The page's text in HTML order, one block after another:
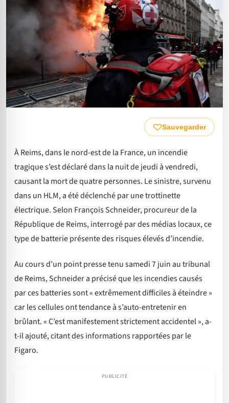
Sauvegarder
À Reims, dans le nord-est de la France, un incendie
tragique s’est déclaré dans la nuit de jeudi à vendredi,
causant la mort de quatre personnes. Le sinistre, survenu
dans un HLM, a été déclenché par une trottinette
électrique. Selon François Schneider, procureur de la
République de Reims, interrogé par des médias locaux, ce
type de batterie présente des risques élevés d’incendie.
Au cours d’un point presse tenu samedi 7 juin au tribunal
de Reims, Schneider a précisé que les incendies causés
par ces batteries sont « extrêmement difficiles à éteindre »
car les cellules ont tendance à s’auto-entretenir en
brûlant. « C’est manifestement strictement accidentel », a-
t-il ajouté, citant des informations rapportées par le
Figaro.